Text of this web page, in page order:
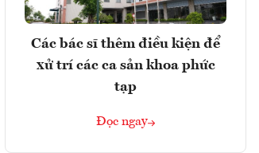
Các bác sĩ thêm điều kiện để
xử trí các ca sản khoa phức
tạp
Đọc ngay